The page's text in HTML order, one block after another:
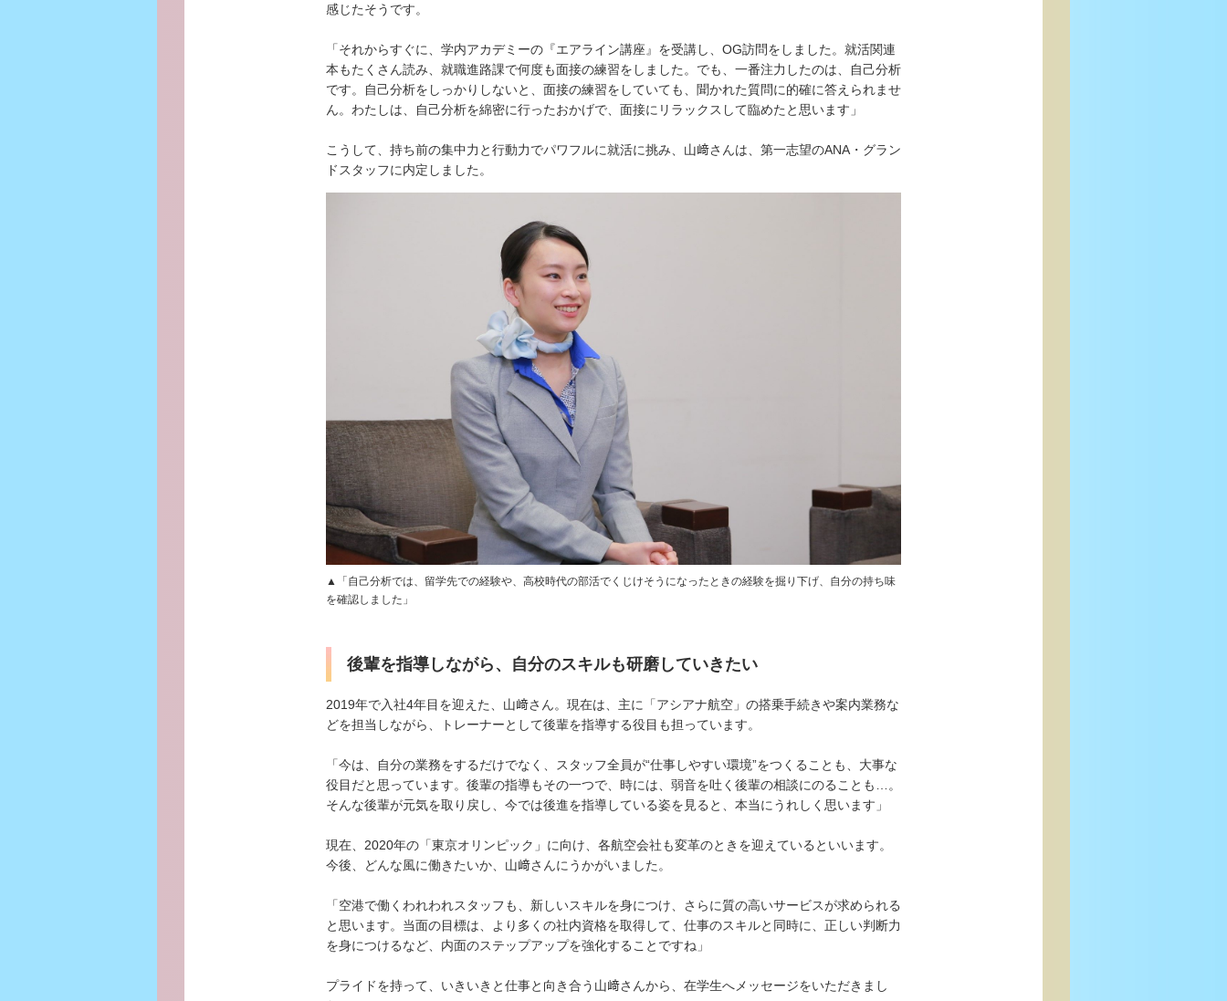
感じたそうです。
「それからすぐに、学内アカデミーの『エアライン講座』を受講し、OG訪問をしました。就活関連
本もたくさん読み、就職進路課で何度も面接の練習をしました。でも、一番注力したのは、自己分析
です。自己分析をしっかりしないと、面接の練習をしていても、聞かれた質問に的確に答えられませ
ん。わたしは、自己分析を綿密に行ったおかげで、面接にリラックスして臨めたと思います」
こうして、持ち前の集中力と行動力でパワフルに就活に挑み、山﨑さんは、第一志望のANA・グラン
ドスタッフに内定しました。
▲「自己分析では、留学先での経験や、高校時代の部活でくじけそうになったときの経験を掘り下げ、自分の持ち味
を確認しました」
後輩を指導しながら、自分のスキルも研磨していきたい
2019年で入社4年目を迎えた、山﨑さん。現在は、主に「アシアナ航空」の搭乗手続きや案内業務な
どを担当しながら、トレーナーとして後輩を指導する役目も担っています。
「今は、自分の業務をするだけでなく、スタッフ全員が“仕事しやすい環境”をつくることも、大事な
役目だと思っています。後輩の指導もその一つで、時には、弱音を吐く後輩の相談にのることも…。
そんな後輩が元気を取り戻し、今では後進を指導している姿を見ると、本当にうれしく思います」
現在、2020年の「東京オリンピック」に向け、各航空会社も変革のときを迎えているといいます。
今後、どんな風に働きたいか、山﨑さんにうかがいました。
「空港で働くわれわれスタッフも、新しいスキルを身につけ、さらに質の高いサービスが求められる
と思います。当面の目標は、より多くの社内資格を取得して、仕事のスキルと同時に、正しい判断力
を身につけるなど、内面のステップアップを強化することですね」
プライドを持って、いきいきと仕事と向き合う山﨑さんから、在学生へメッセージをいただきまし